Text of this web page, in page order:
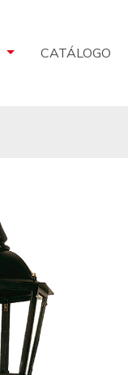
CATÁLOGO